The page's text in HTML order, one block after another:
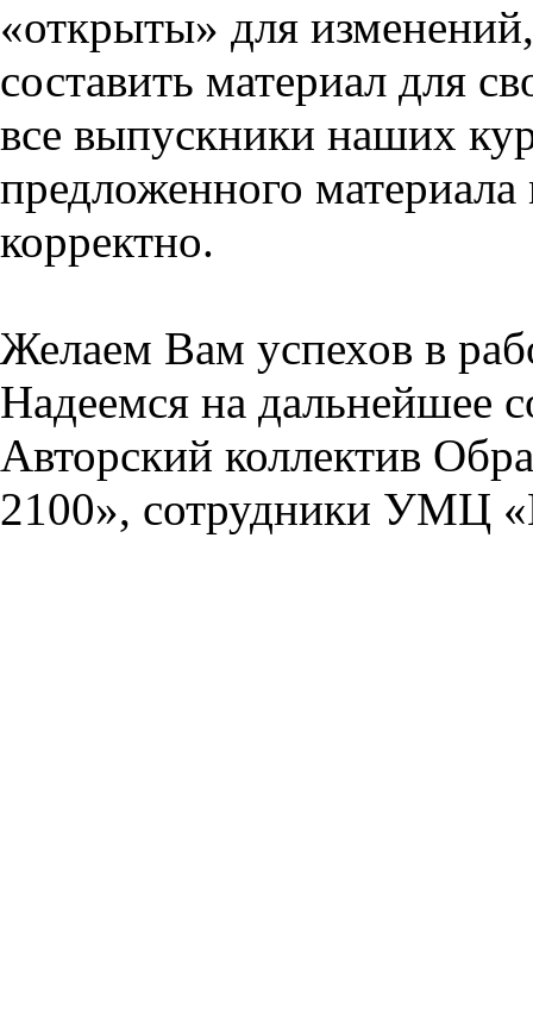
«открыты» для
составить материал для
все выпускники наших
предложенного
корректно.
Желаем Вам успехов в
Надеемся на дальнейшее
Авторский коллектив
2100», сотрудники УМЦ